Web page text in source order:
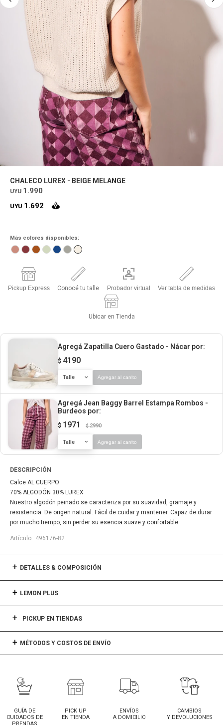
CHALECO LUREX - BEIGE MELANGE
UYU 1.990
UYU 1.692
Más colores disponibles:
Pickup Express Conocé tu talle Probador virtual Ver tabla de medidas
Ubicar en Tienda
Agregá Zapatilla Cuero Gastado - Nácar por:
$ 4190
Talle Agregar al carrito
Agregá Jean Baggy Barrel Estampa Rombos -
Burdeos por:
$ 1971 $ 2990
Talle Agregar al carrito
DESCRIPCIÓN
Calce AL CUERPO
70% ALGODÓN 30% LUREX
Nuestro algodón peinado se caracteriza por su suavidad, gramaje y
resistencia. De origen natural. Fácil de cuidar y mantener. Capaz de durar
por mucho tiempo, sin perder su esencia suave y confortable
496176-82
DETALLES & COMPOSICIÓN
LEMON PLUS
PICKUP EN TIENDAS
MÉTODOS Y COSTOS DE ENVÍO
GUÍA DE
CUIDADOS DE
PICK UP
EN TIENDA
ENVÍOS
A DOMICILIO
CAMBIOS
Y DEVOLUCIONES